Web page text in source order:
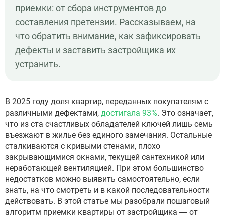
приемки: от сбора инструментов до
составления претензии. Рассказываем, на
что обратить внимание, как зафиксировать
дефекты и заставить застройщика их
устранить.
В 2025 году доля квартир, переданных покупателям с
различными дефектами, достигала 93%. Это означает,
что из ста счастливых обладателей ключей лишь семь
въезжают в жилье без единого замечания. Остальные
сталкиваются с кривыми стенами, плохо
закрывающимися окнами, текущей сантехникой или
неработающей вентиляцией. При этом большинство
недостатков можно выявить самостоятельно, если
знать, на что смотреть и в какой последовательности
действовать. В этой статье мы разобрали пошаговый
алгоритм приемки квартиры от застройщика — от